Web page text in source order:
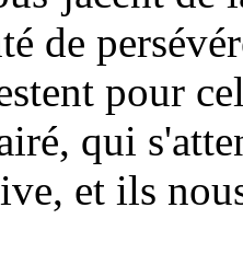
de
pour
qui
et ils